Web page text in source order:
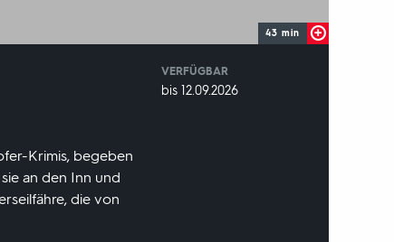
43 min
Krimis, begeben
an den Inn und
die von
VERFÜGBAR
weltweit
VERFÜGBAR
bis 12.09.2026